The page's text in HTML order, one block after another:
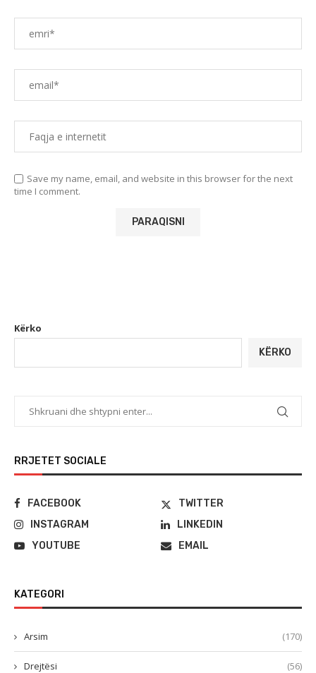
Save my name, email, and website in this browser for the next
time I comment.
Kërko
KËRKO
RRJETET SOCIALE
FACEBOOK
TWITTER
INSTAGRAM
LINKEDIN
YOUTUBE
EMAIL
KATEGORI
Arsim (170)
Drejtësi (56)